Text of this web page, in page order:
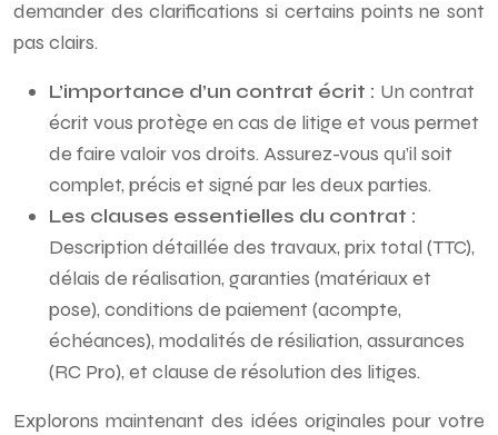
demander des clarifications si certains points ne sont
pas clairs.
L’importance d’un contrat écrit : Un contrat
écrit vous protège en cas de litige et vous permet
de faire valoir vos droits. Assurez-vous qu’il soit
complet, précis et signé par les deux parties.
Les clauses essentielles du contrat :
Description détaillée des travaux, prix total (TTC),
délais de réalisation, garanties (matériaux et
pose), conditions de paiement (acompte,
échéances), modalités de résiliation, assurances
(RC Pro), et clause de résolution des litiges.
Explorons maintenant des idées originales pour votre